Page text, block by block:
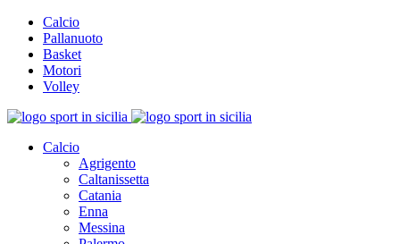
Calcio
Pallanuoto
Basket
Motori
Volley
Calcio
Agrigento
Caltanissetta
Catania
Enna
Messina